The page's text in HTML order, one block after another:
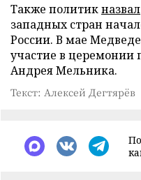
Также политикназвал
западных стран
России. В мае
участие в церемонии
Андрея Мельника.
Текст: Алексей Дегтярёв